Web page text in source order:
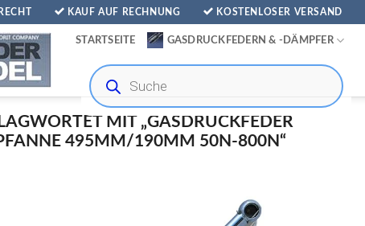
KAUF AUF RECHNUNG KOSTENLOSER VERSAND
STARTSEITE GASDRUCKFEDERN & -DÄMPFER
Products
search
MIT „GASDRUCKFEDER
495MM/190MM 50N-800N“